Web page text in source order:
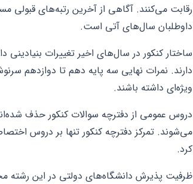
رقابت می‌کنند. آگاهی از آخرین رتبه‌های قبولی
داوطلبان سال‌های آتی است.
دارند. نمرات نهایی سه پایه دهم تا دوازدهم
ویژه‌ای داشته باشند.
دروس عمومی از دفترچه سوالات کنکور حذف
می‌شوند. تمرکز دفترچه کنکور تنها بر دروس
کرد.